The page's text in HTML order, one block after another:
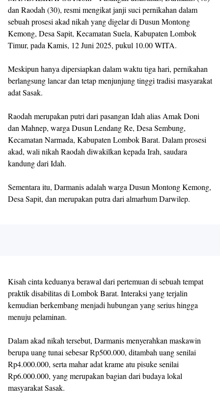
dan Raodah (30), resmi mengikat janji suci pernikahan dalam
sebuah prosesi akad nikah yang digelar di Dusun Montong
Kemong, Desa Sapit, Kecamatan Suela, Kabupaten Lombok
Timur, pada Kamis, 12 Juni 2025, pukul 10.00 WITA.
Meskipun hanya dipersiapkan dalam waktu tiga hari, pernikahan
berlangsung lancar dan tetap menjunjung tinggi tradisi masyarakat
adat Sasak.
Raodah merupakan putri dari pasangan Idah alias Amak Doni
dan Mahnep, warga Dusun Lendang Re, Desa Sembung,
Kecamatan Narmada, Kabupaten Lombok Barat. Dalam prosesi
akad, wali nikah Raodah diwakilkan kepada Irah, saudara
kandung dari Idah.
Sementara itu, Darmanis adalah warga Dusun Montong Kemong,
Desa Sapit, dan merupakan putra dari almarhum Darwilep.
Kisah cinta keduanya berawal dari pertemuan di sebuah tempat
praktik disabilitas di Lombok Barat. Interaksi yang terjalin
kemudian berkembang menjadi hubungan yang serius hingga
menuju pelaminan.
Dalam akad nikah tersebut, Darmanis menyerahkan maskawin
berupa uang tunai sebesar Rp500.000, ditambah uang senilai
Rp4.000.000, serta mahar adat krame atu pisuke senilai
Rp6.000.000, yang merupakan bagian dari budaya lokal
masyarakat Sasak.